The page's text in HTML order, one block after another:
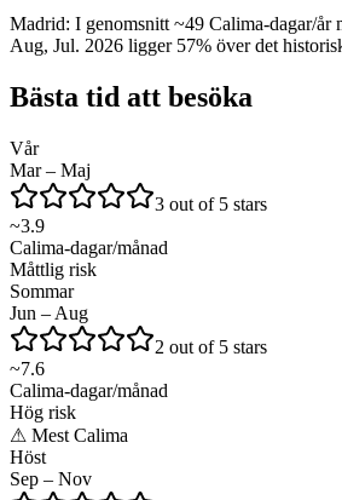
Madrid: I genomsnitt ~49 Calima-dagar/år
Aug, Jul. 2026 ligger 57% över det
Bästa tid att besöka
Vår
Mar – Maj
3 out of 5 stars
~3.9
Calima-dagar/månad
Måttlig risk
Sommar
Jun – Aug
2 out of 5 stars
~7.6
Calima-dagar/månad
Hög risk
⚠ Mest Calima
Höst
Sep – Nov